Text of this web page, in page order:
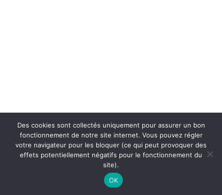
Des cookies sont collectés uniquement pour assurer un bon
fonctionnement de notre site internet. Vous pouvez régler
votre navigateur pour les bloquer (ce qui peut provoquer des
effets potentiellement négatifs pour le fonctionnement du
site).
OK